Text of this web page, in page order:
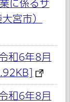
に係るサ
宮市）
和6年8月
和6年8月